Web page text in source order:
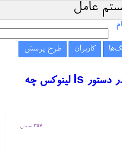
عامل
کاربران طرح پرسش
پارامتر --classify در دستور ls لینوکس چه
357 نمایش